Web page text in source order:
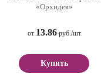
«Орхидея»
от 13.86руб./шт
Купить